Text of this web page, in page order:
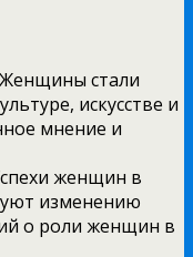
стали
искусстве и
мнение и
женщин в
изменению
о роли женщин в